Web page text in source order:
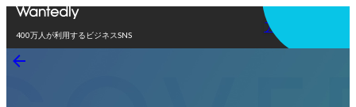
400万人が利用するビジネスSNS
アプリを使う